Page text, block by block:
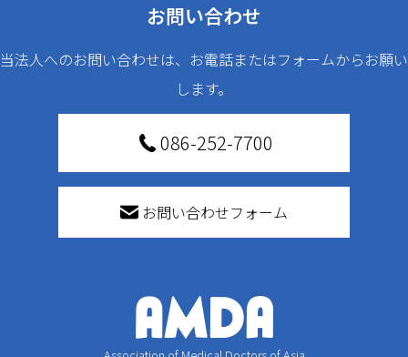
お問い合わせ
当法人へのお問い合わせは、お電話またはフォームからお願い
します。
086-252-7700
お問い合わせフォーム